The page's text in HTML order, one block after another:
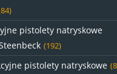
pistolety natryskowe
(192)
pistolety natryskowe